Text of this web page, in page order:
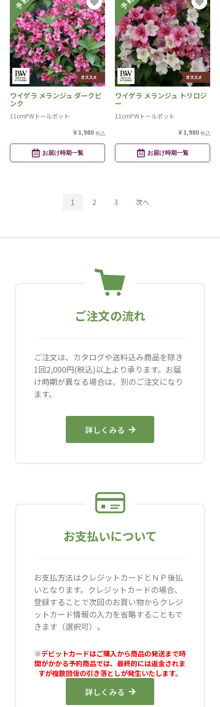
ワイゲラ メランジュ ダークピ
ンク
11cmPWトールポット
￥1,980 税込
お届け時期一覧
ワイゲラ メランジュ トリロジ
ー
11cmPWトールポット
￥1,980 税込
お届け時期一覧
1 2 3 次へ
ご注文の流れ
ご注文は、カタログや送料込み商品を除き
1回2,000円(税込)以上より承ります。お届
け時期が異なる場合は、別のご注文になり
ます。
詳しくみる
お支払いについて
お支払方法はクレジットカードとＮＰ後払
いとなります。クレジットカードの場合、
登録することで次回のお買い物からクレジ
ットカード情報の入力を省略することもで
きます（選択可）。
※デビットカードはご購入から商品の発送まで時
間がかかる予約商品では、最終的には返金されま
すが複数回仮の引き落としが発生いたします。
詳しくみる